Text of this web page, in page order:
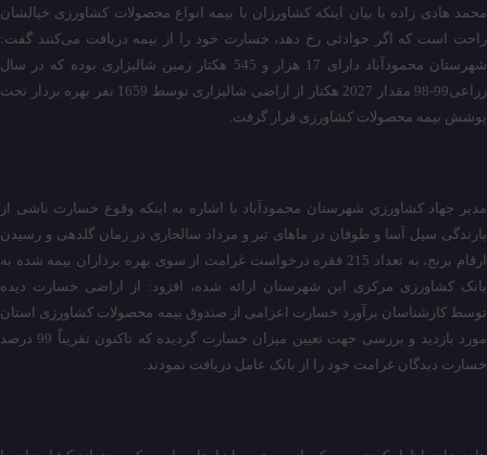
محمد هادی زاده با بیان اینکه کشاورزان با بیمه انواع محصولات کشاورزی خیالشان
راحت است که اگر حوادثی رخ دهد، خسارت خود را از بیمه دریافت می‌کنند گفت:
شهرستان محمودآباد دارای 17 هزار و 545 هکتار زمین شالیزاری بوده که در سال
زراعی99-98 مقدار 2027 هکتار از اراضی شالیزاری توسط 1659 نفر بهره بردار تحت
پوشش بیمه محصولات کشاورزی قرار گرفت.
مدیر جهاد كشاورزي شهرستان محمودآباد با اشاره به اینکه وقوع خسارت ناشی از
بارندگی سیل آسا و طوفان در ماهای تیر و مرداد سالجاری در زمان گلدهی و رسیدن
ارقام برنج، به تعداد 215 فقره درخواست غرامت از سوی بهره برداران بیمه شده به
بانک کشاورزی مرکزی این شهرستان ارائه شده، افزود: از اراضی خسارت دیده
توسط کارشناسان برآورد خسارت اعزامی از صندوق بیمه محصولات کشاورزی استان
مورد بازدید و بررسی جهت تعیین میزان خسارت گردیده که تاکنون تقریباً 99 درصد
خسارت دیدگان غرامت خود را از بانک عامل دریافت نمودند.